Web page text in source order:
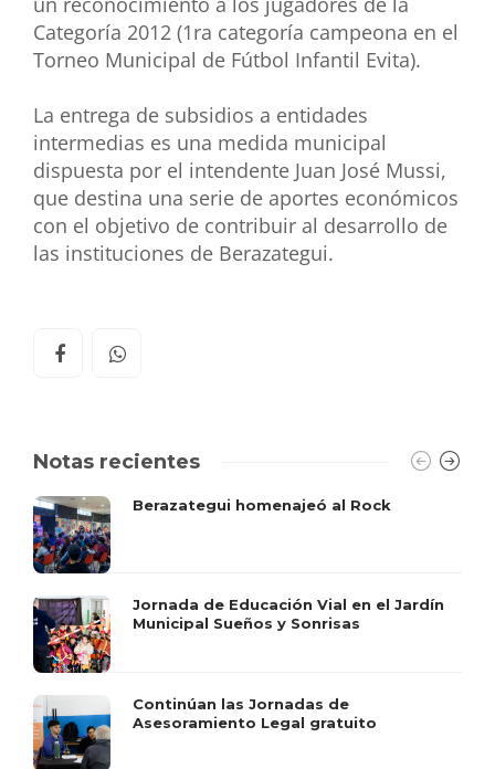
Categoría 2012 (1ra categoría campeona en el
Torneo Municipal de Fútbol Infantil Evita).
La entrega de subsidios a entidades
intermedias es una medida municipal
dispuesta por el intendente Juan José Mussi,
que destina una serie de aportes económicos
con el objetivo de contribuir al desarrollo de
las instituciones de Berazategui.
Notas recientes
Berazategui homenajeó al Rock
Jornada de Educación Vial en el Jardín
Municipal Sueños y Sonrisas
Continúan las Jornadas de
Asesoramiento Legal gratuito